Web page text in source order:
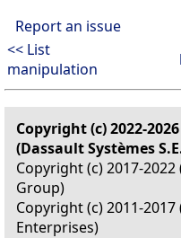
Report an issue
<< List
manipulation
Copyright (c) 2022-2026
(Dassault Systèmes
Copyright (c) 2017-2022
Group)
Copyright (c) 2011-2017
Enterprises)